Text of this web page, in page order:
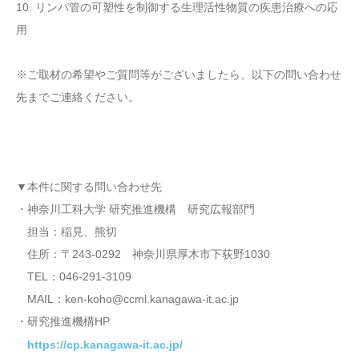
10. リンパ管の可塑性を制御する生理活性物質の疾患治療への応
用
※ご取材の希望やご質問等がございましたら、以下の問い合わせ
先までご連絡ください。
▼本件に関する問い合わせ先
・神奈川工科大学 研究推進機構 研究広報部門
担当：稲見、熊切
住所：〒243-0292 神奈川県厚木市下荻野1030
TEL：046-291-3109
MAIL：ken-koho@ccml.kanagawa-it.ac.jp
・研究推進機構HP
https://cp.kanagawa-it.ac.jp/